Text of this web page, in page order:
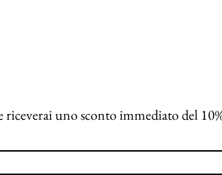
riceverai uno sconto immediato del